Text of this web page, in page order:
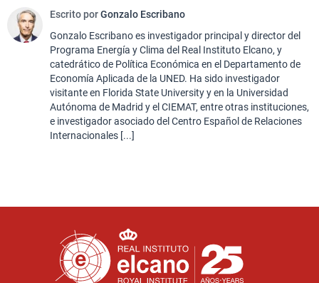
Escrito porGonzalo Escribano
Gonzalo Escribano es investigador principal y director del
Programa Energía y Clima del Real Instituto Elcano, y
catedrático de Política Económica en el Departamento de
Economía Aplicada de la UNED. Ha sido investigador
visitante en Florida State University y en la Universidad
Autónoma de Madrid y el CIEMAT, entre otras instituciones,
e investigador asociado del Centro Español de Relaciones
Internacionales [...]